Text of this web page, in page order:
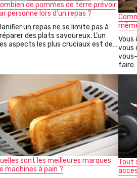
de pommes de terre prévoir
personne lors d’un repas ?
un repas ne se limite pas à
des plats savoureux. L’un
aspects les plus cruciaux est de…
Vous
vous
sont les meilleures marques
machines à pain ?
Tout